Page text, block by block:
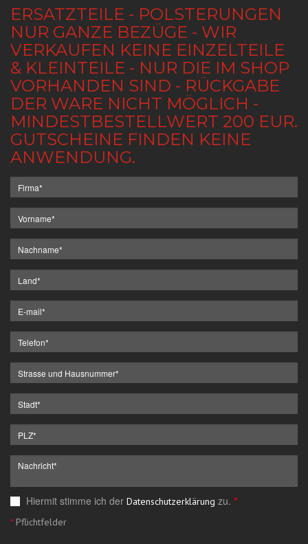
ERSATZTEILE - POLSTERUNGEN
NUR GANZE BEZÜGE - WIR
VERKAUFEN KEINE EINZELTEILE
& KLEINTEILE - NUR DIE IM SHOP
VORHANDEN SIND - RÜCKGABE
DER WARE NICHT MÖGLICH -
MINDESTBESTELLWERT 200 EUR.
GUTSCHEINE FINDEN KEINE
ANWENDUNG.
Hiermit stimme ich der Datenschutzerklärung zu. *
*Pflichtfelder